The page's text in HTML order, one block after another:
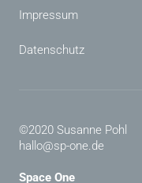
Impressum
Datenschutz
©2020 Susanne Pohl
hallo@sp-one.de
Space One